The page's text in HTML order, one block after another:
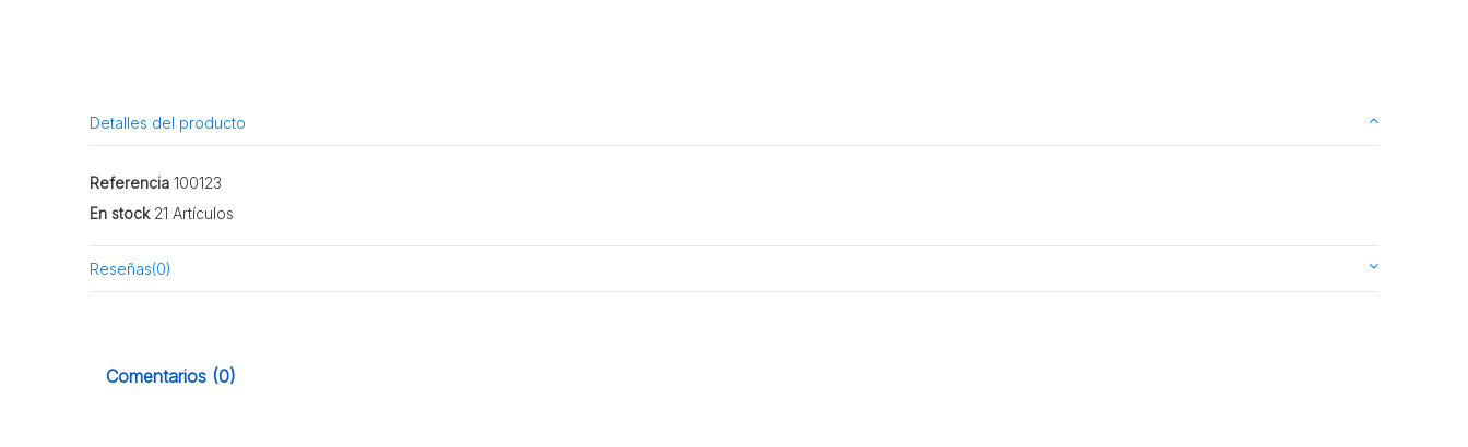
Detalles del producto
Referencia 100123
En stock 21 Artículos
Reseñas(0)
Comentarios (0)